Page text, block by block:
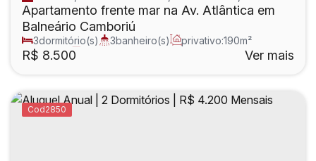
Apartamento frente mar na Av. Atlântica em
Balneário Camboriú
R$ 8.500
3dormitório(s) 3banheiro(s) privativo:190m²
1sala(s) Ver mais
2850